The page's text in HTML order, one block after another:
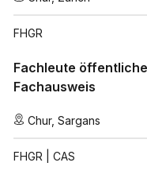
FHGR
Fachleute
Fachausweis
Chur, Sargans
FHGR | CAS